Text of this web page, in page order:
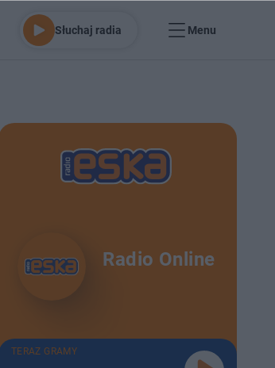
Słuchaj radia Menu
Radio Online
TERAZ GRAMY